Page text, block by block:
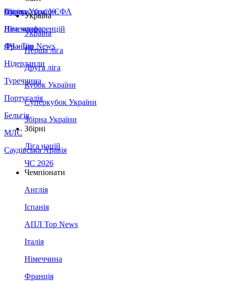
Збірна України
Італія
Німеччина
Франція
Нідерланди
Туреччина
Португалія
Бельгія
МЛС
Саудівська Аравія
Суперкубок УЄФА
Ліга конференцій
ЛЧ - Top News
Україна
Україна
Перша ліга
Друга ліга
Кубок України
Суперкубок України
Збірна України
Збірні
Ліга націй
ЧС 2026
Чемпіонати
Англія
Іспанія
АПЛ Top News
Італія
Німеччина
Франція